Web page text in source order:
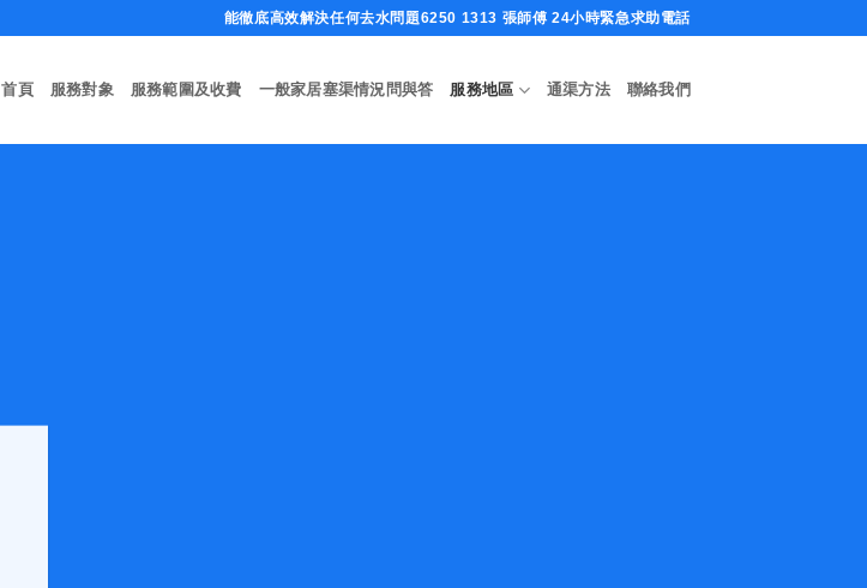
能徹底高效解決任何去水問題6250 1313 張師傅 24小時緊急求助電話
首頁 服務對象 服務範圍及收費 一般家居塞渠情況問與答 服務地區 通渠方法 聯絡我們